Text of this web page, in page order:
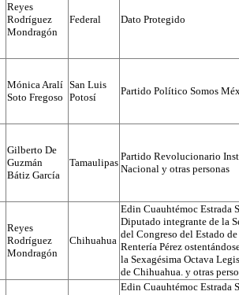
Reyes
Rodríguez
Mondragón
Federal Dato Protegido
Mónica Aralí
Soto Fregoso
San Luis
Potosí
Partido Político Somos
Gilberto De
Guzmán
Bátiz García
Tamaulipas
Partido Revolucionario
Nacional y otras personas
Reyes
Rodríguez
Mondragón
Chihuahua
Edin Cuauhtémoc Estrada
Diputado integrante de la
del Congreso del Estado
Rentería Pérez
la Sexagésima Octava
de Chihuahua. y otras
Edin Cuauhtémoc Estrada